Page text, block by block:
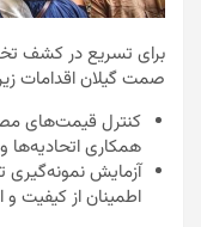
برای تسریع در کشف
صمت گیلان اقدامات زیر
کنترل قیمت‌های
همکاری اتحادیه‌ها و
آزمایش نمونه‌گیری
اطمینان از کیفیت